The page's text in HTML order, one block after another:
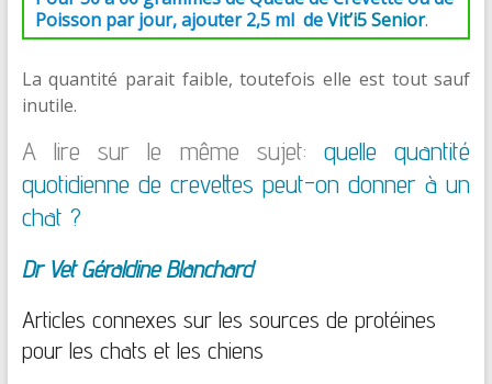
Poisson par jour, ajouter 2,5 ml deVit’i5Senior.
La quantité parait faible, toutefois elle est tout sauf
inutile.
A lire sur le même sujet:quelle quantité
quotidienne de crevettes peut-on donner à un
chat ?
Dr Vet Géraldine Blanchard
Articles connexes sur les sources de protéines
pour les chats et les chiens